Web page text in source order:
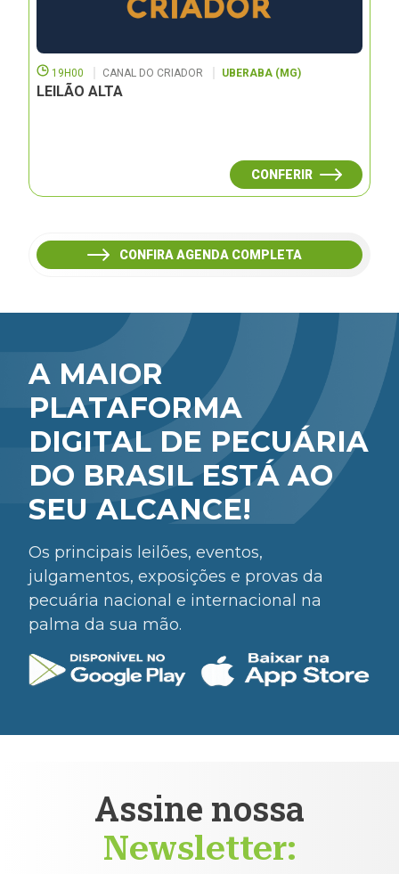
19H00 CANAL DO CRIADOR UBERABA (MG)
LEILÃO ALTA
CONFERIR
CONFIRA AGENDA COMPLETA
A MAIOR
PLATAFORMA
DIGITAL DE PECUÁRIA
DO BRASIL ESTÁ AO
SEU ALCANCE!
Os principais leilões, eventos,
julgamentos, exposições e provas da
pecuária nacional e internacional na
palma da sua mão.
Assine nossa
Newsletter: